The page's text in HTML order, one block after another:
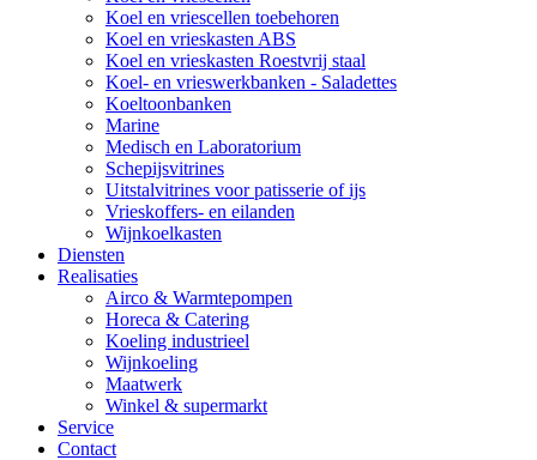
Koel en vriescellen toebehoren
Koel en vrieskasten ABS
Koel en vrieskasten Roestvrij staal
Koel- en vrieswerkbanken - Saladettes
Koeltoonbanken
Marine
Medisch en Laboratorium
Schepijsvitrines
Uitstalvitrines voor patisserie of ijs
Vrieskoffers- en eilanden
Wijnkoelkasten
Diensten
Realisaties
Airco & Warmtepompen
Horeca & Catering
Koeling industrieel
Wijnkoeling
Maatwerk
Winkel & supermarkt
Service
Contact